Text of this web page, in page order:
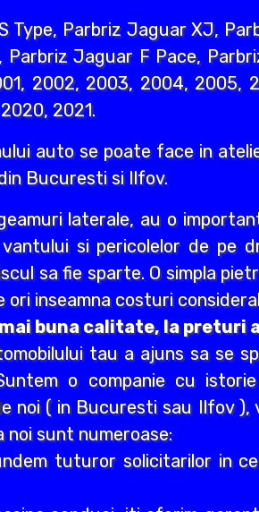
Type, Parbriz Jaguar XJ,
Parbriz Jaguar F Pace,
2002, 2003, 2004, 2005,
2021.
auto se poate face in
Bucuresti si Ilfov.
laterale, au o
si pericolelor de pe
sa fie sparte. O simpla
inseamna costuri
buna calitate, la preturi
tau a ajuns sa se
o companie cu
noi ( in Bucuresti sau Ilfov ),
noi sunt numeroase:
tuturor solicitarilor in